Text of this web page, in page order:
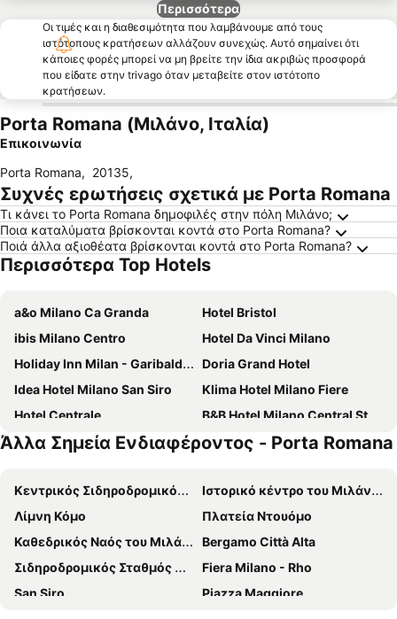
Περισσότερα
Οι τιμές και η διαθεσιμότητα που λαμβάνουμε από τους
ιστότοπους κρατήσεων αλλάζουν συνεχώς. Αυτό σημαίνει ότι
κάποιες φορές μπορεί να μη βρείτε την ίδια ακριβώς προσφορά
που είδατε στην trivago όταν μεταβείτε στον ιστότοπο
κρατήσεων.
Porta Romana (Μιλάνο, Ιταλία)
Επικοινωνία
Porta Romana, 20135,
Συχνές ερωτήσεις σχετικά με Porta Romana
Τι κάνει το Porta Romana δημοφιλές στην πόλη Μιλάνο;
Ποια καταλύματα βρίσκονται κοντά στο Porta Romana?
Ποιά άλλα αξιοθέατα βρίσκονται κοντά στο Porta Romana?
Περισσότερα Top Hotels
a&o Milano Ca Granda
Hotel Bristol
ibis Milano Centro
Hotel Da Vinci Milano
Holiday Inn Milan - Garibaldi Station by IHG
Doria Grand Hotel
Idea Hotel Milano San Siro
Klima Hotel Milano Fiere
Hotel Centrale
B&B Hotel Milano Central Station
Hotel Berna
Hotel Metropoli
Brunelleschi Hotel
Hotel Galileo
J24 Hotel Milano
iH Hotels Milano ApartHotel Argonne Park
Hotel Dei Cavalieri Milano Duomo
IH Hotels Milano Centrale
iH Hotels Milano Ambasciatori
43 Station Hotel
Starhotels Business Palace
Tivoli President Milano Hotel
Άλλα Σημεία Ενδιαφέροντος - Porta Romana
Κεντρικός Σιδηροδρομικός Σταθμός του Μιλάνου
Ιστορικό κέντρο του Μιλάνου
Λίμνη Κόμο
Πλατεία Ντουόμο
Καθεδρικός Ναός του Μιλάνου
Bergamo Città Alta
Σιδηροδρομικός Σταθμός Μπολώνια
Fiera Milano - Rho
San Siro
Piazza Maggiore